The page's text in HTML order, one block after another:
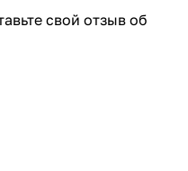
свой отзыв об
раз в 2